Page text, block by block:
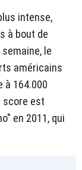
intense,
à bout de
le
américains
à 164.000
score est
en 2011, qui